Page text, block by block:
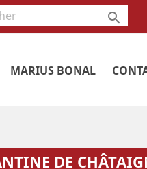

MARIUS BONAL
DE